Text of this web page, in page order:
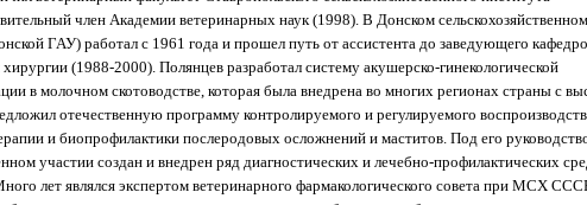
член Академии ветеринарных наук (1998). В Донском сельскохозяйственном
ГАУ) работал с 1961 года и прошел путь от ассистента до заведующего
(1988-2000). Полянцев разработал систему акушерско-гинекологической
в молочном скотоводстве, которая была внедрена во многих регионах страны с
отечественную программу контролируемого и регулируемого
и биопрофилактики послеродовых осложнений и маститов. Под его
участии создан и внедрен ряд диагностических и лечебно-профилактических
лет являлся экспертом ветеринарного фармакологического совета при МСХ